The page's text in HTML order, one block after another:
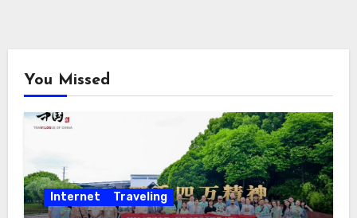
You Missed
Internet Traveling